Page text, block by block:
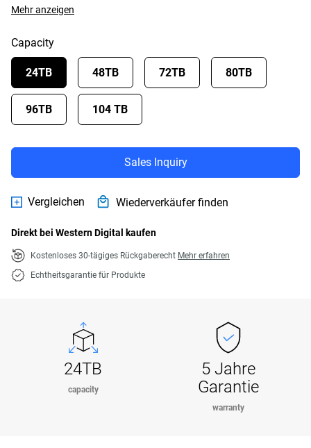
Mehr anzeigen
Capacity
24TB 48TB 72TB 80TB
96TB 104 TB
Sales Inquiry
Vergleichen Wiederverkäufer finden
Direkt bei Western Digital kaufen
Kostenloses 30-tägiges Rückgaberecht Mehr erfahren
Echtheitsgarantie für Produkte
24TB
capacity
5 Jahre
Garantie
warranty